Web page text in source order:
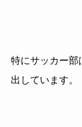
特にサッカー部
出しています。